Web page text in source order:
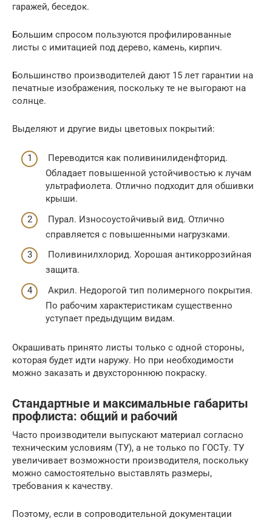
гаражей, беседок.
Большим спросом пользуются профилированные
листы с имитацией под дерево, камень, кирпич.
Большинство производителей дают 15 лет гарантии на
печатные изображения, поскольку те не выгорают на
солнце.
Выделяют и другие виды цветовых покрытий:
Переводится как поливинилиденфторид.
Обладает повышенной устойчивостью к лучам
ультрафиолета. Отлично подходит для обшивки
крыши.
Пурал. Износоустойчивый вид. Отлично
справляется с повышенными нагрузками.
Поливинилхлорид. Хорошая антикоррозийная
защита.
Акрил. Недорогой тип полимерного покрытия.
По рабочим характеристикам существенно
уступает предыдущим видам.
Окрашивать принято листы только с одной стороны,
которая будет идти наружу. Но при необходимости
можно заказать и двухстороннюю покраску.
Стандартные и максимальные габариты
профлиста: общий и рабочий
Часто производители выпускают материал согласно
техническим условиям (ТУ), а не только по ГОСТу. ТУ
увеличивает возможности производителя, поскольку
можно самостоятельно выставлять размеры,
требования к качеству.
Поэтому, если в сопроводительной документации